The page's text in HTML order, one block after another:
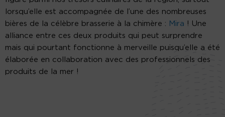
lorsqu’elle est accompagnée de l’une des nombreuses
bières de la célèbre brasserie à la chimère : Mira ! Une
alliance entre ces deux produits qui peut surprendre
mais qui pourtant fonctionne à merveille puisqu’elle a été
élaborée en collaboration avec des professionnels des
produits de la mer !